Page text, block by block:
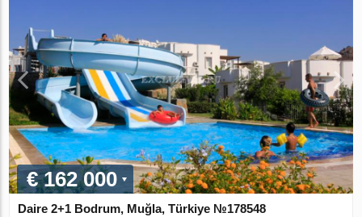
€ 162 000
Daire 2+1 Bodrum, Muğla, Türkiye №178548